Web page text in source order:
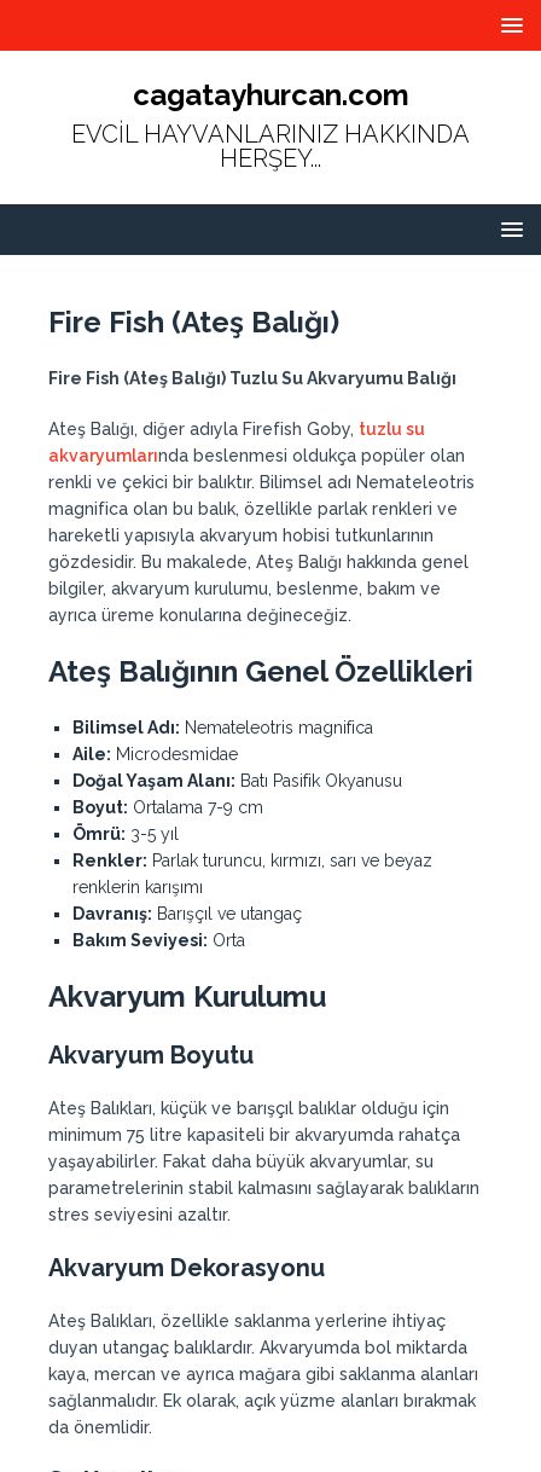
cagatayhurcan.com
EVCİL HAYVANLARINIZ HAKKINDA
HERŞEY...
Fire Fish (Ateş Balığı)
Fire Fish (Ateş Balığı) Tuzlu Su Akvaryumu Balığı
Ateş Balığı, diğer adıyla Firefish Goby, tuzlu su
akvaryumlarında beslenmesi oldukça popüler olan
renkli ve çekici bir balıktır. Bilimsel adı Nemateleotris
magnifica olan bu balık, özellikle parlak renkleri ve
hareketli yapısıyla akvaryum hobisi tutkunlarının
gözdesidir. Bu makalede, Ateş Balığı hakkında genel
bilgiler, akvaryum kurulumu, beslenme, bakım ve
ayrıca üreme konularına değineceğiz.
Ateş Balığının Genel Özellikleri
Bilimsel Adı: Nemateleotris magnifica
Aile: Microdesmidae
Doğal Yaşam Alanı: Batı Pasifik Okyanusu
Boyut: Ortalama 7-9 cm
Ömrü: 3-5 yıl
Renkler: Parlak turuncu, kırmızı, sarı ve beyaz
renklerin karışımı
Davranış: Barışçıl ve utangaç
Bakım Seviyesi: Orta
Akvaryum Kurulumu
Akvaryum Boyutu
Ateş Balıkları, küçük ve barışçıl balıklar olduğu için
minimum 75 litre kapasiteli bir akvaryumda rahatça
yaşayabilirler. Fakat daha büyük akvaryumlar, su
parametrelerinin stabil kalmasını sağlayarak balıkların
stres seviyesini azaltır.
Akvaryum Dekorasyonu
Ateş Balıkları, özellikle saklanma yerlerine ihtiyaç
duyan utangaç balıklardır. Akvaryumda bol miktarda
kaya, mercan ve ayrıca mağara gibi saklanma alanları
sağlanmalıdır. Ek olarak, açık yüzme alanları bırakmak
da önemlidir.